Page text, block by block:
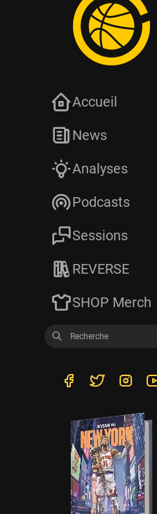
Accueil
News
Analyses
Podcasts
Sessions
REVERSE
SHOP Merch